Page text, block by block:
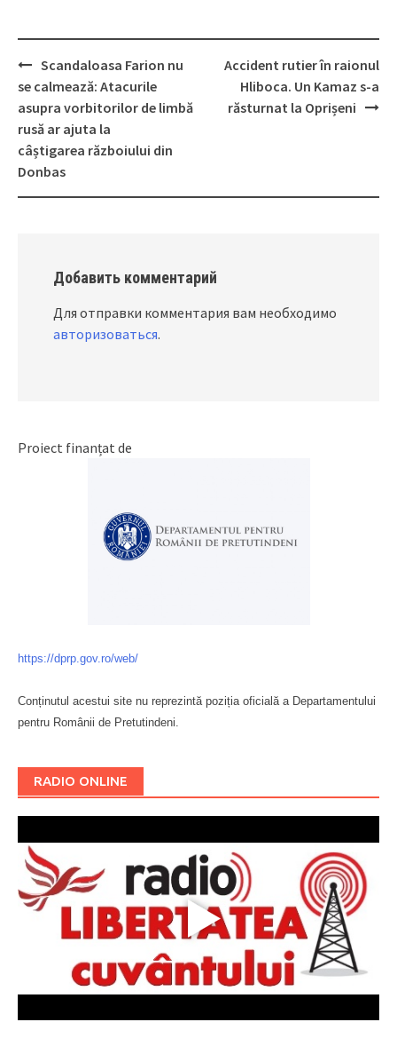
Post
navigation
Scandaloasa Farion nu
se calmează: Atacurile
asupra vorbitorilor de limbă
rusă ar ajuta la
câștigarea războiului din
Donbas
Accident rutier în raionul
Hliboca. Un Kamaz s-a
răsturnat la Oprișeni
Добавить комментарий
Для отправки комментария вам необходимо
авторизоваться.
Proiect finanțat de
https://dprp.gov.ro/web/
Conținutul acestui site nu reprezintă poziția oficială a Departamentului
pentru Românii de Pretutindeni.
RADIO ONLINE